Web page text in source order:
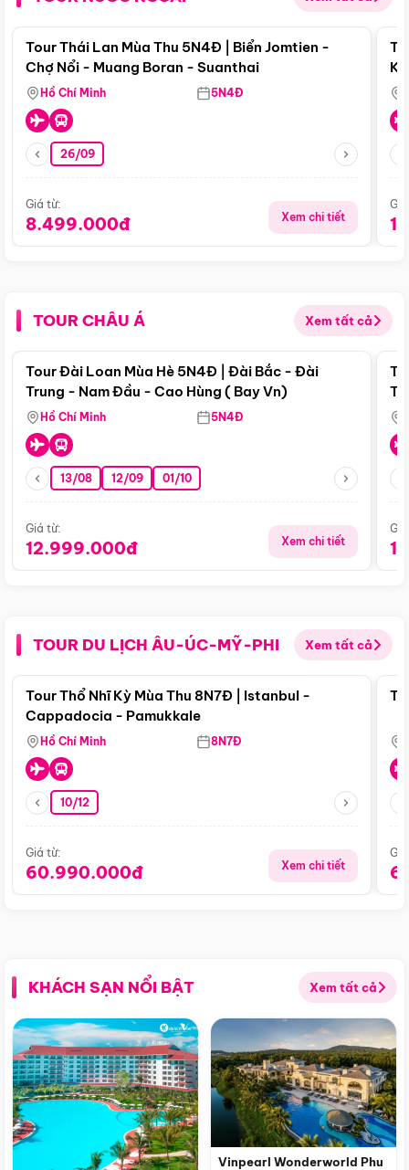
Điểm nổi bật
Tour Thái Lan Mùa Thu 5N4Đ | Biển Jomtien -
Chợ Nổi - Muang Boran - Suanthai
Hồ Chí Minh 5N4Đ
26/09
Giá từ:
8.499.000đ Xem chi tiết
TOUR CHÂU Á Xem tất cả
Điểm nổi bật
Tour Đài Loan Mùa Hè 5N4Đ | Đài Bắc - Đài
Trung - Nam Đầu - Cao Hùng ( Bay Vn)
Hồ Chí Minh 5N4Đ
13/08 12/09 01/10
Giá từ:
12.999.000đ Xem chi tiết
TOUR DU LỊCH ÂU-ÚC-MỸ-PHI Xem tất cả
Điểm nổi bật
Tour Thổ Nhĩ Kỳ Mùa Thu 8N7Đ | Istanbul -
Cappadocia - Pamukkale
Hồ Chí Minh 8N7Đ
10/12
Giá từ:
60.990.000đ Xem chi tiết
KHÁCH SẠN NỔI BẬT Xem tất cả
Vinpearl Wonderworld Phu